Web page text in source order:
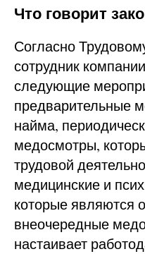
Что говорит
Согласно
сотрудник
следующие
предварительные
найма,
медосмотры,
трудовой
медицинские и
которые являются
внеочередные
настаивает